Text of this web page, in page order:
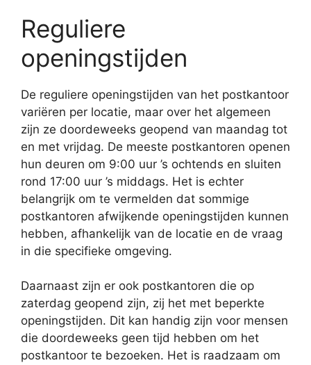
Reguliere
openingstijden
De reguliere openingstijden van het postkantoor
variëren per locatie, maar over het algemeen
zijn ze doordeweeks geopend van maandag tot
en met vrijdag. De meeste postkantoren openen
hun deuren om 9:00 uur ’s ochtends en sluiten
rond 17:00 uur ’s middags. Het is echter
belangrijk om te vermelden dat sommige
postkantoren afwijkende openingstijden kunnen
hebben, afhankelijk van de locatie en de vraag
in die specifieke omgeving.
Daarnaast zijn er ook postkantoren die op
zaterdag geopend zijn, zij het met beperkte
openingstijden. Dit kan handig zijn voor mensen
die doordeweeks geen tijd hebben om het
postkantoor te bezoeken. Het is raadzaam om